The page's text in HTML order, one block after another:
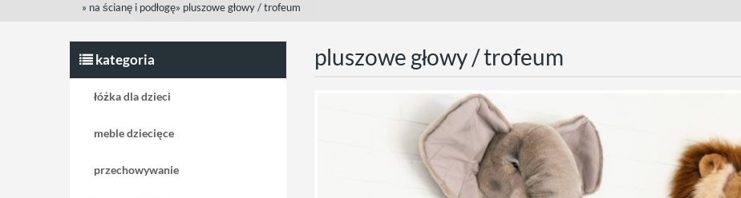
» na ścianę i podłogę» pluszowe głowy / trofeum
pluszowe głowy / trofeum
kategoria
łóżka dla dzieci
meble dziecięce
przechowywanie